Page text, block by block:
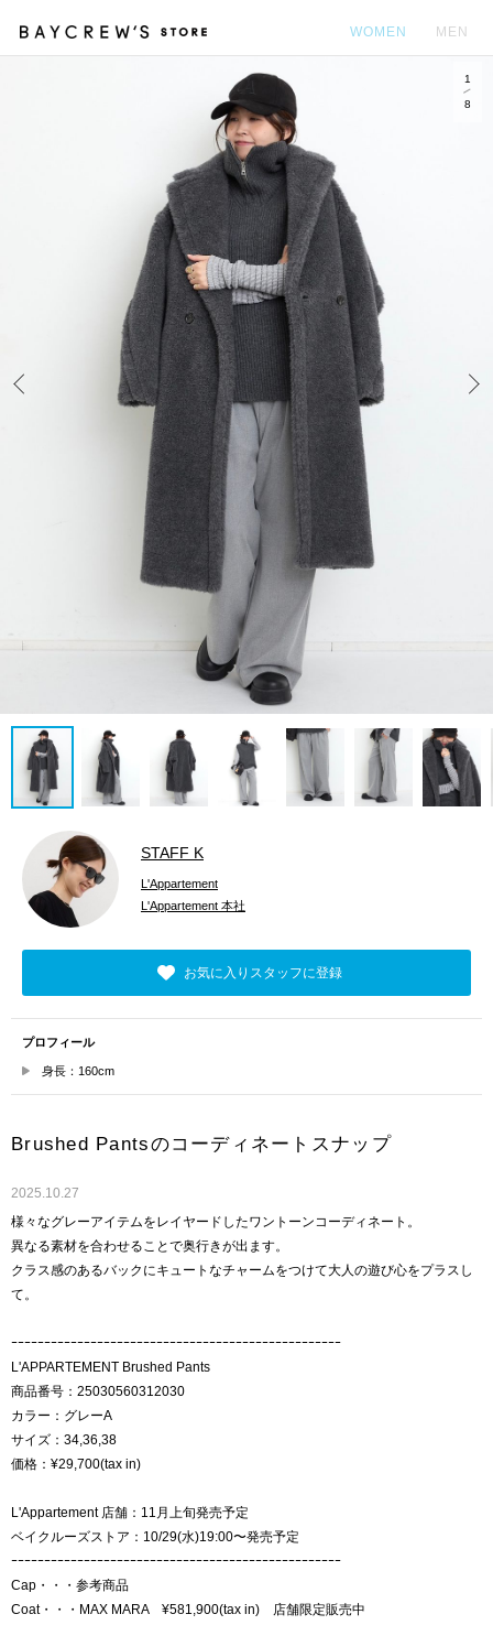
WOMEN MEN
1
8
STAFF K
L'Appartement
L'Appartement 本社
お気に入りスタッフに登録
プロフィール
身長：160cm
Brushed Pantsのコーディネートスナップ
2025.10.27
様々なグレーアイテムをレイヤードしたワントーンコーディネート。
異なる素材を合わせることで奥行きが出ます。
クラス感のあるバックにキュートなチャームをつけて大人の遊び心をプラスし
て。
ｰｰｰｰｰｰｰｰｰｰｰｰｰｰｰｰｰｰｰｰｰｰｰｰｰｰｰｰｰｰｰｰｰｰｰｰｰｰｰｰｰｰｰｰｰｰｰｰｰｰ
L'APPARTEMENT Brushed Pants
商品番号：25030560312030
カラー：グレーA
サイズ：34,36,38
価格：¥29,700(tax in)
L'Appartement 店舗：11月上旬発売予定
ベイクルーズストア：10/29(水)19:00〜発売予定
ｰｰｰｰｰｰｰｰｰｰｰｰｰｰｰｰｰｰｰｰｰｰｰｰｰｰｰｰｰｰｰｰｰｰｰｰｰｰｰｰｰｰｰｰｰｰｰｰｰｰ
Cap・・・参考商品
Coat・・・MAX MARA ¥581,900(tax in) 店舗限定販売中